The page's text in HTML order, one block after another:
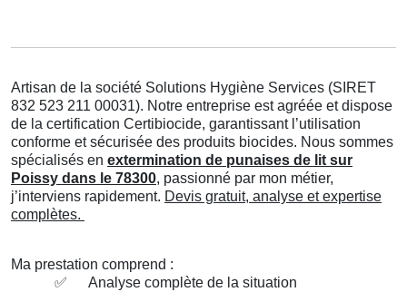
Artisan de la société Solutions Hygiène Services (SIRET
832 523 211 00031). Notre entreprise est agréée et dispose
de la certification Certibiocide, garantissant l’utilisation
conforme et sécurisée des produits biocides. Nous sommes
spécialisés en extermination de punaises de lit sur
Poissy dans le 78300, passionné par mon métier,
j’interviens rapidement. Devis gratuit, analyse et expertise
complètes.
Ma prestation comprend :
✅
Analyse complète de la situation